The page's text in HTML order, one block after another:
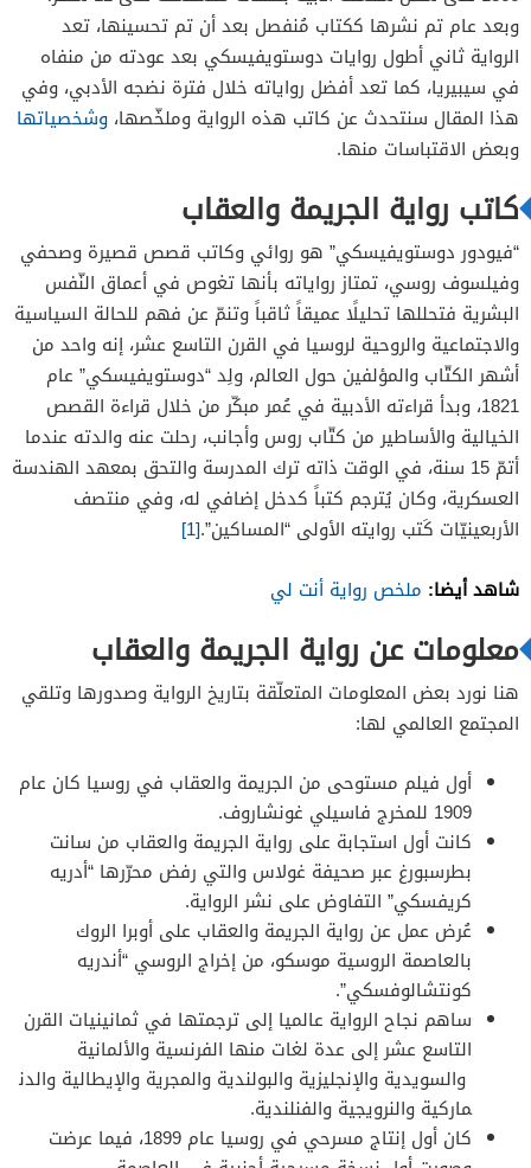
راسكولينكوف
إيلينا
كاترينا
سونيا
وبعد عام تم نشرها ككتاب مُنفصل بعد أن تم تحسينها، تعد
الرواية ثاني أطول روايات دوستويفيسكي بعد عودته من منفاه
في سيبيريا، كما تعد أفضل رواياته خلال فترة نضجه الأدبي، وفي
هذا المقال سنتحدث عن كاتب هذه الرواية وملخّصها، وشخصياتها
وبعض الاقتباسات منها.
كاتب رواية الجريمة والعقاب
“فيودور دوستويفيسكي” هو روائي وكاتب قصص قصيرة وصحفي
وفيلسوف روسي، تمتاز رواياته بأنها تغوص في أعماق النّفس
البشرية فتحللها تحليلًا عميقاً ثاقباً وتنمّ عن فهم للحالة السياسية
والاجتماعية والروحية لروسيا في القرن التاسع عشر، إنه واحد من
أشهر الكتّاب والمؤلفين حول العالم، ولِد “دوستويفيسكي” عام
1821، وبدأ قراءته الأدبية في عُمر مبكّر من خلال قراءة القصص
الخيالية والأساطير من كتّاب روس وأجانب، رحلت عنه والدته عندما
أتمّ 15 سنة، في الوقت ذاته ترك المدرسة والتحق بمعهد الهندسة
العسكرية، وكان يُترجم كتباً كدخل إضافي له، وفي منتصف
الأربعينيّات كَتب روايته الأولى “المساكين”.[1]
شاهد أيضا: ملخص رواية أنت لي
معلومات عن رواية الجريمة والعقاب
هنا نورد بعض المعلومات المتعلّقة بتاريخ الرواية وصدورها وتلقي
المجتمع العالمي لها:
أول فيلم مستوحى من الجريمة والعقاب في روسيا كان عام
1909 للمخرج فاسيلي غونشاروف.
كانت أول استجابة على رواية الجريمة والعقاب من سانت
بطرسبورغ عبر صحيفة غولاس والتي رفض محرّرها “أدريه
كريفسكي” التفاوض على نشر الرواية.
عُرض عمل عن رواية الجريمة والعقاب على أوبرا الروك
بالعاصمة الروسية موسكو، من إخراج الروسي “أندريه
كونتشالوفسكي”.
ساهم نجاح الرواية عالميا إلى ترجمتها في ثمانينيات القرن
التاسع عشر إلى عدة لغات منها الفرنسية والألمانية
والسويدية والإنجليزية والبولندية والمجرية والإيطالية والدن
ماركية والنرويجية والفنلندية.
كان أول إنتاج مسرحي في روسيا عام 1899، فيما عرضت